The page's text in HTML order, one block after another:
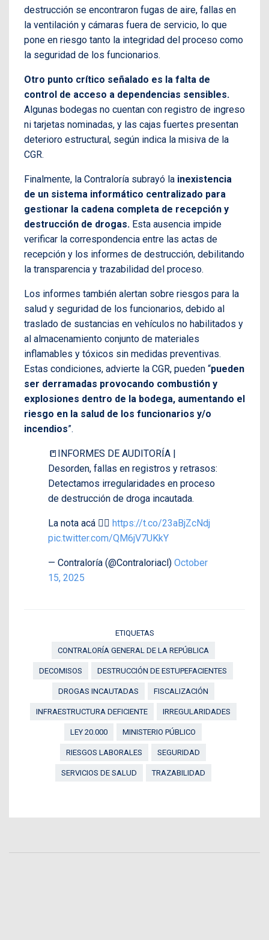
destrucción se encontraron fugas de aire, fallas en
la ventilación y cámaras fuera de servicio, lo que
pone en riesgo tanto la integridad del proceso como
la seguridad de los funcionarios.
Otro punto crítico señalado es la falta de
control de acceso a dependencias sensibles.
Algunas bodegas no cuentan con registro de ingreso
ni tarjetas nominadas, y las cajas fuertes presentan
deterioro estructural, según indica la misiva de la
CGR.
Finalmente, la Contraloría subrayó la inexistencia
de un sistema informático centralizado para
gestionar la cadena completa de recepción y
destrucción de drogas. Esta ausencia impide
verificar la correspondencia entre las actas de
recepción y los informes de destrucción, debilitando
la transparencia y trazabilidad del proceso.
Los informes también alertan sobre riesgos para la
salud y seguridad de los funcionarios, debido al
traslado de sustancias en vehículos no habilitados y
al almacenamiento conjunto de materiales
inflamables y tóxicos sin medidas preventivas.
Estas condiciones, advierte la CGR, pueden “pueden
ser derramadas provocando combustión y
explosiones dentro de la bodega, aumentando el
riesgo en la salud de los funcionarios y/o
incendios”.
📒INFORMES DE AUDITORÍA |
Desorden, fallas en registros y retrasos:
Detectamos irregularidades en proceso
de destrucción de droga incautada.
La nota acá 👉🏼 https://t.co/23aBjZcNdj
pic.twitter.com/QM6jV7UKkY
— Contraloría (@Contraloriacl) October
15, 2025
ETIQUETAS
CONTRALORÍA GENERAL DE LA REPÚBLICA
DECOMISOS DESTRUCCIÓN DE ESTUPEFACIENTES
DROGAS INCAUTADAS FISCALIZACIÓN
INFRAESTRUCTURA DEFICIENTE IRREGULARIDADES
LEY 20.000 MINISTERIO PÚBLICO
RIESGOS LABORALES SEGURIDAD
SERVICIOS DE SALUD TRAZABILIDAD